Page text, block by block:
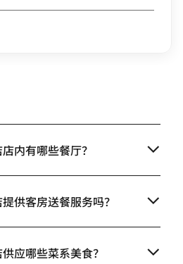
内有哪些餐厅？
供客房送餐服务吗？
应哪些菜系美食？